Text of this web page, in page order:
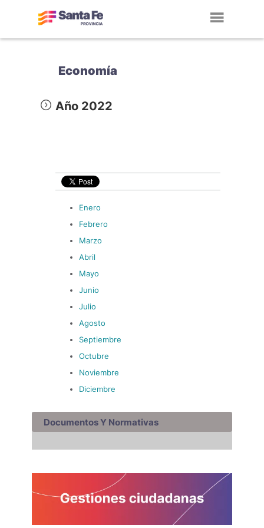
Economía
Año 2022
Enero
Febrero
Marzo
Abril
Mayo
Junio
Julio
Agosto
Septiembre
Octubre
Noviembre
Diciembre
Documentos Y Normativas